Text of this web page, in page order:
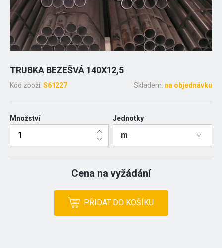
TRUBKA BEZEŠVÁ 140X12,5
Kód zboží: S61227 Skladem: na objednávku
Množství Jednotky
m
Cena na vyžádání
PŘIDAT DO KOŠÍKU